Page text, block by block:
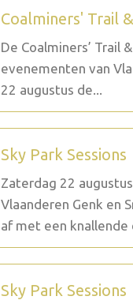
Coalminers' Trail
De Coalminers’ Trail
evenementen van
22 augustus de...
Sky Park Sessions
Zaterdag 22
Vlaanderen Genk en
af met een knallende
Sky Park Sessions